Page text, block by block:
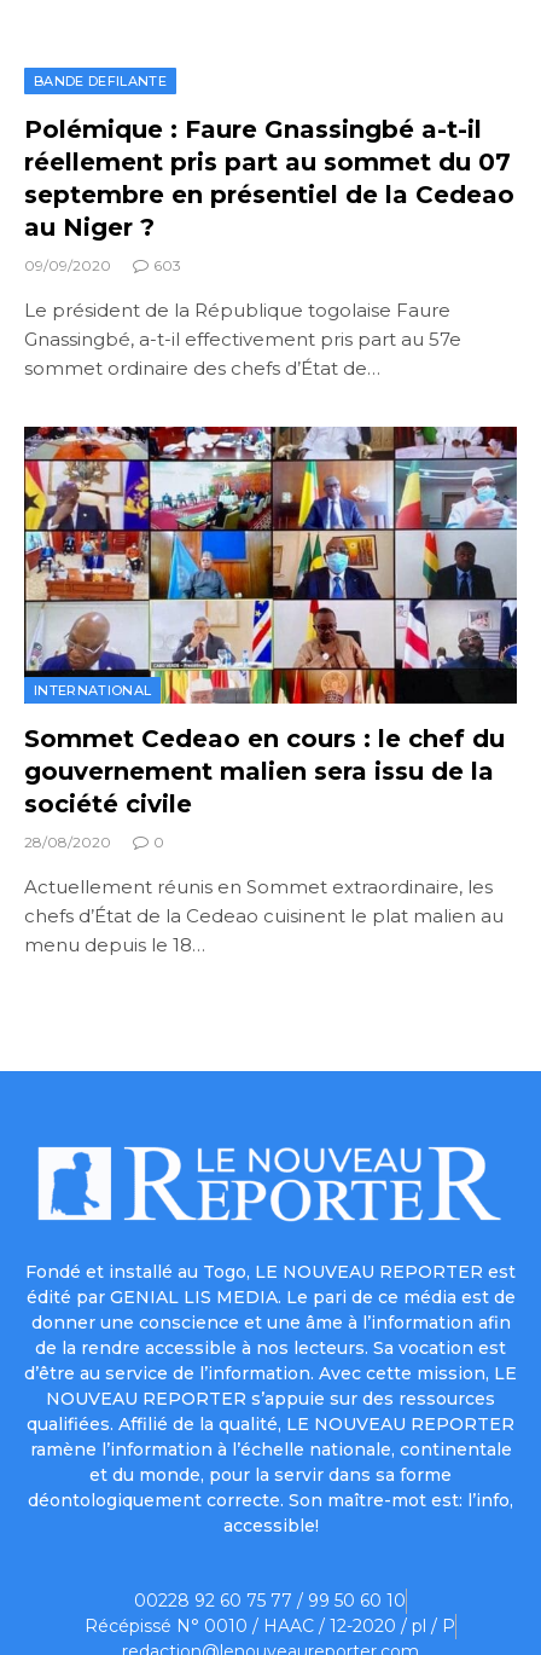
BANDE DEFILANTE
Polémique : Faure Gnassingbé a-t-il
réellement pris part au sommet du 07
septembre en présentiel de la Cedeao
au Niger ?
09/09/2020 603
Le président de la République togolaise Faure
Gnassingbé, a-t-il effectivement pris part au 57e
sommet ordinaire des chefs d’État de…
INTERNATIONAL
Sommet Cedeao en cours : le chef du
gouvernement malien sera issu de la
société civile
28/08/2020 0
Actuellement réunis en Sommet extraordinaire, les
chefs d’État de la Cedeao cuisinent le plat malien au
menu depuis le 18…
Fondé et installé au Togo, LE NOUVEAU REPORTER est
édité par GENIAL LIS MEDIA. Le pari de ce média est de
donner une conscience et une âme à l’information afin
de la rendre accessible à nos lecteurs. Sa vocation est
d’être au service de l’information. Avec cette mission, LE
NOUVEAU REPORTER s’appuie sur des ressources
qualifiées. Affilié de la qualité, LE NOUVEAU REPORTER
ramène l’information à l’échelle nationale, continentale
et du monde, pour la servir dans sa forme
déontologiquement correcte. Son maître-mot est: l’info,
accessible!
00228 92 60 75 77 / 99 50 60 10
Récépissé N° 0010 / HAAC / 12-2020 / pl / P